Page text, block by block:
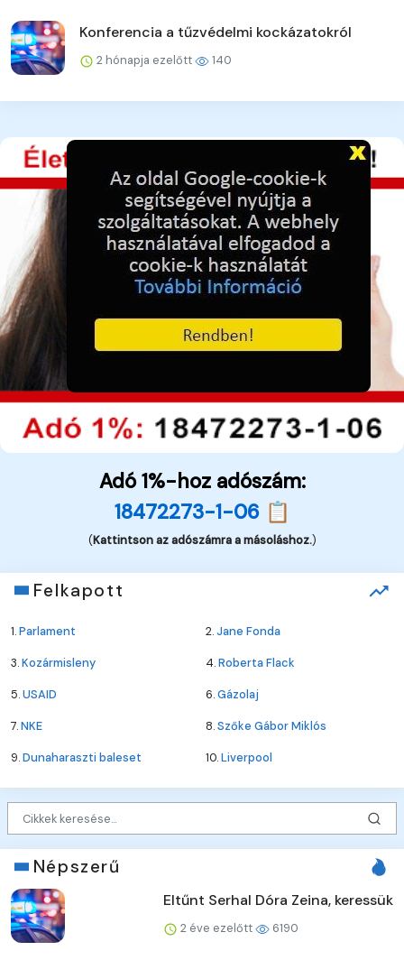
Konferencia a tűzvédelmi kockázatokról
2 hónapja ezelőtt 140
Adó 1%-hoz adószám:
18472273-1-06 📋
(Kattintson az adószámra a másoláshoz.)
Felkapott
1.Parlament 2.Jane Fonda
3.Kozármisleny 4.Roberta Flack
5.USAID 6.Gázolaj
7.NKE 8.Szőke Gábor Miklós
9.Dunaharaszti baleset 10.Liverpool
Népszerű
Eltűnt Serhal Dóra Zeina, keressük
2 éve ezelőtt 6190